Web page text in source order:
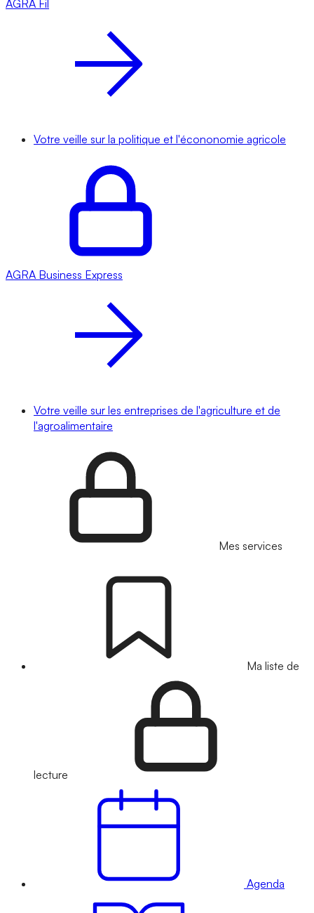
AGRA Fil
Votre veille sur la politique et l'écononomie agricole
AGRA Business Express
Votre veille sur les entreprises de l'agriculture et de
l'agroalimentaire
Mes services
Ma liste de
lecture
Agenda